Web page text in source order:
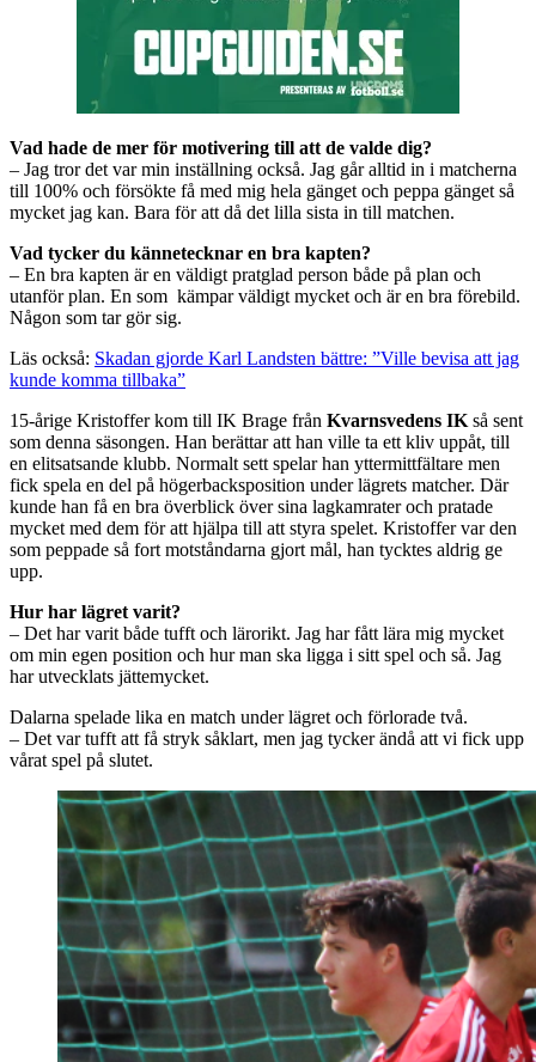
Vad hade de mer för motivering till att de valde dig?
– Jag tror det var min inställning också. Jag går alltid in i matcherna
till 100% och försökte få med mig hela gänget och peppa gänget så
mycket jag kan. Bara för att då det lilla sista in till matchen.
Vad tycker du kännetecknar en bra kapten?
– En bra kapten är en väldigt pratglad person både på plan och
utanför plan. En som kämpar väldigt mycket och är en bra förebild.
Någon som tar gör sig.
Läs också: Skadan gjorde Karl Landsten bättre: ”Ville bevisa att jag
kunde komma tillbaka”
15-årige Kristoffer kom till IK Brage från Kvarnsvedens IK så sent
som denna säsongen. Han berättar att han ville ta ett kliv uppåt, till
en elitsatsande klubb. Normalt sett spelar han yttermittfältare men
fick spela en del på högerbacksposition under lägrets matcher. Där
kunde han få en bra överblick över sina lagkamrater och pratade
mycket med dem för att hjälpa till att styra spelet. Kristoffer var den
som peppade så fort motståndarna gjort mål, han tycktes aldrig ge
upp.
Hur har lägret varit?
– Det har varit både tufft och lärorikt. Jag har fått lära mig mycket
om min egen position och hur man ska ligga i sitt spel och så. Jag
har utvecklats jättemycket.
Dalarna spelade lika en match under lägret och förlorade två.
– Det var tufft att få stryk såklart, men jag tycker ändå att vi fick upp
vårat spel på slutet.